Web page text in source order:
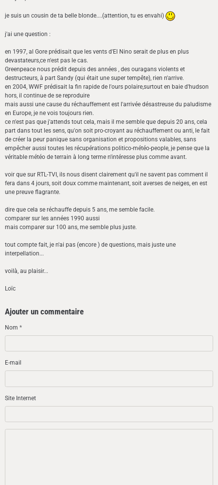
je suis un cousin de ta belle blonde....(attention, tu es envahi)
j'ai une question :
en 1997, al Gore prédisait que les vents d'El Nino serait de plus en plus
devastateurs,ce n'est pas le cas.
Greenpeace nous prédit depuis des années , des ouragans violents et
destructeurs, à part Sandy (qui était une super tempête), rien n'arrive.
en 2004, WWF prédisait la fin rapide de l'ours polaire,surtout en baie d'hudson
hors, il continue de se reproduire
mais aussi une cause du réchauffement est l'arrivée désastreuse du paludisme
en Europe, je ne vois toujours rien.
ce n'est pas que j'attends tout cela, mais il me semble que depuis 20 ans, cela
part dans tout les sens, qu'on soit pro-croyant au réchauffement ou anti, le fait
de créer la peur panique sans organisation et propositions valables, sans
empêcher aussi toutes les récupérations politico-météo-people, je pense que la
véritable météo de terrain à long terme n'intéresse plus comme avant.
voir que sur RTL-TVI, ils nous disent clairement qu'il ne savent pas comment il
fera dans 4 jours, soit doux comme maintenant, soit averses de neiges, en est
une preuve flagrante.
dire que cela se réchauffe depuis 5 ans, me semble facile.
comparer sur les années 1990 aussi
mais comparer sur 100 ans, me semble plus juste.
tout compte fait, je n'ai pas (encore ) de questions, mais juste une
interpellation...
voilà, au plaisir...
Loïc
Ajouter un commentaire
Nom
E-mail
Site Internet